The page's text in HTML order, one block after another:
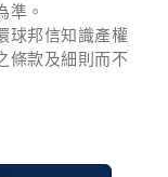
準。
球邦信知識產權
條款及細則而不